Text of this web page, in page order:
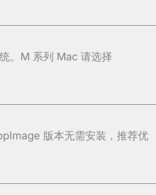
。M 系列 Mac 请选择
版本无需安装，推荐优